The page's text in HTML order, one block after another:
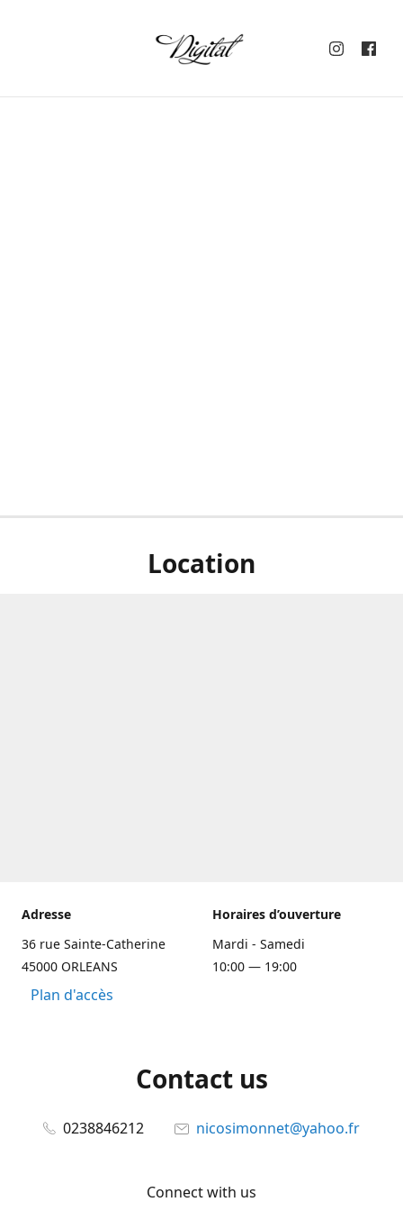
Location
Adresse
36 rue Sainte-Catherine
45000 ORLEANS
Plan d'accès
Horaires d’ouverture
Mardi - Samedi
10:00 — 19:00
Contact us
0238846212 nicosimonnet@yahoo.fr
Connect with us